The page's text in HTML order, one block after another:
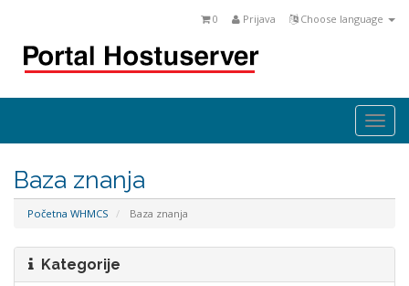
Choose language
Prijava
0
Baza znanja
Početna WHMCS Baza znanja
Kategorije